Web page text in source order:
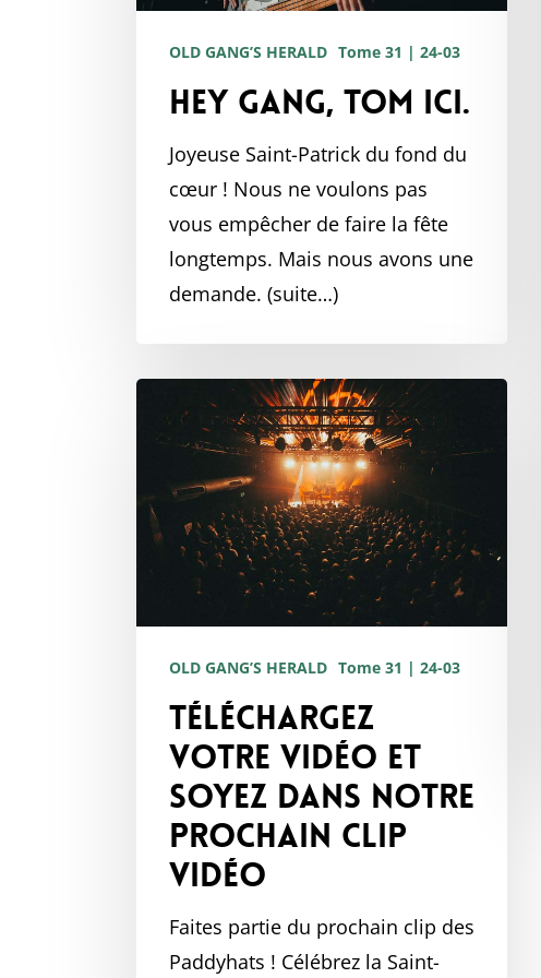
OLD GANG’S HERALD Tome 31 | 24-03
Hey gang, Tom ici.
Joyeuse Saint-Patrick du fond du
cœur ! Nous ne voulons pas
vous empêcher de faire la fête
longtemps. Mais nous avons une
demande. (suite…)
Téléchargez
votre
et
soyez
vidéo
OLD GANG’S HERALD Tome 31 | 24-03
Téléchargez
votre vidéo et
soyez dans notre
prochain clip
vidéo
Faites partie du prochain clip des
Paddyhats ! Célébrez la Saint-